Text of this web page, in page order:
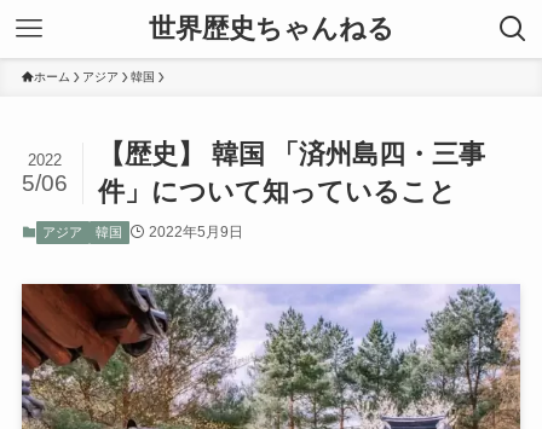
世界歴史ちゃんねる
ホーム アジア 韓国
【歴史】 韓国 「済州島四・三事
件」について知っていること
2022
5/06
アジア 韓国 2022年5月9日